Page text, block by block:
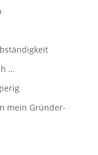
…
mein Gründer-